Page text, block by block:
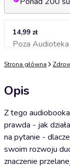
14,99 zł
Poza
Strona główna
Opis
Z tego
prawda - jak
na pytanie -
swoim rozwoju
znaczenie